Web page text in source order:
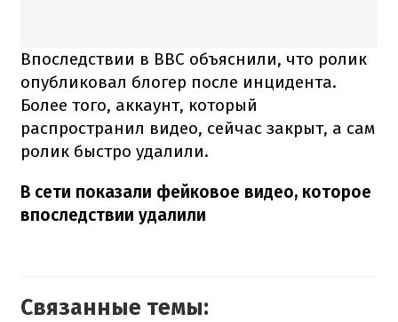
Впоследствии в BBC объяснили, что ролик
опубликовал блогер после инцидента.
Более того, аккаунт, который
распространил видео, сейчас закрыт, а сам
ролик быстро удалили.
В сети показали фейковое видео, которое
впоследствии удалили
Связанные темы: